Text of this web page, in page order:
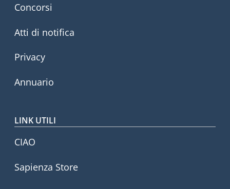
Concorsi
Atti di notifica
Privacy
Annuario
LINK UTILI
CIAO
Sapienza Store